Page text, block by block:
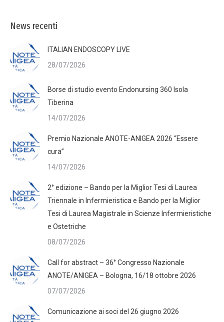
News recenti
ITALIAN ENDOSCOPY LIVE
28/07/2026
Borse di studio evento Endonursing 360 Isola
Tiberina
14/07/2026
Premio Nazionale ANOTE-ANIGEA 2026 “Essere
cura”
14/07/2026
2° edizione – Bando per la Miglior Tesi di Laurea
Triennale in Infermieristica e Bando per la Miglior
Tesi di Laurea Magistrale in Scienze Infermieristiche
e Ostetriche
08/07/2026
Call for abstract – 36° Congresso Nazionale
ANOTE/ANIGEA – Bologna, 16/18 ottobre 2026
07/07/2026
Comunicazione ai soci del 26 giugno 2026